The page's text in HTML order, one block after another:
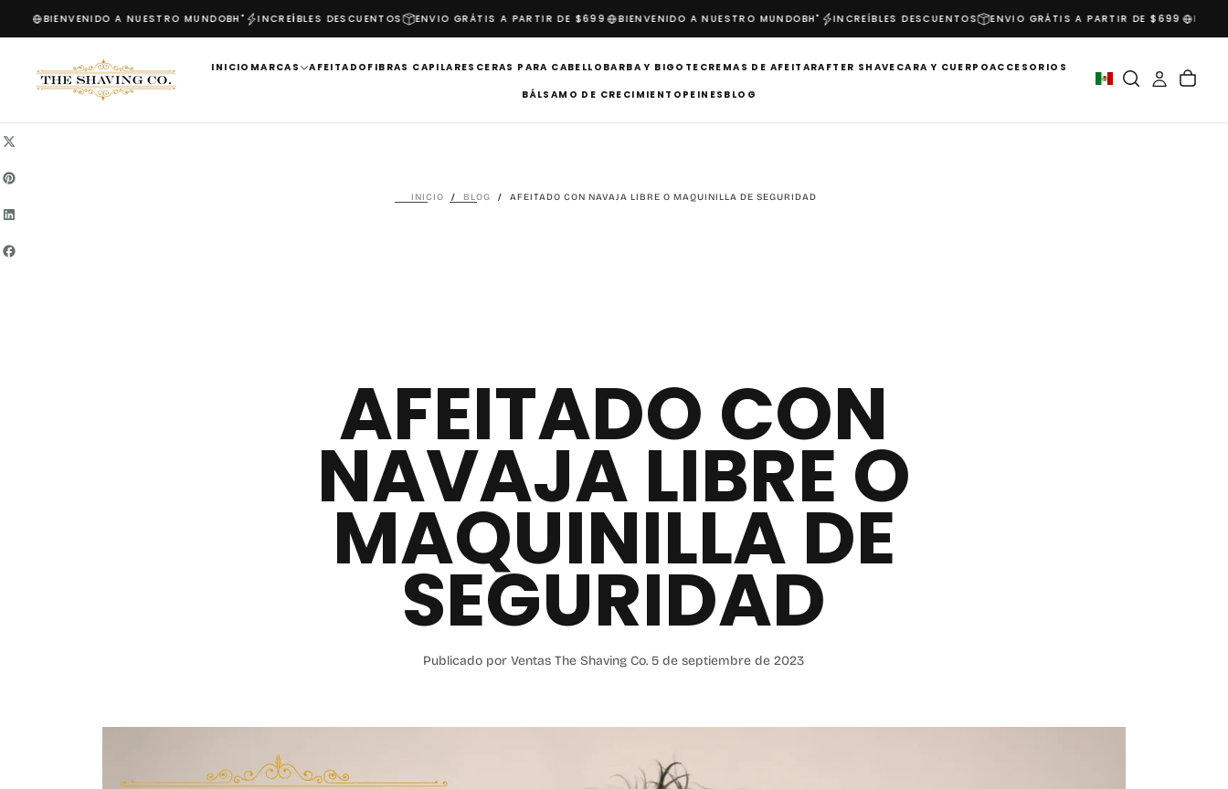
SALTAR
AL
CONTENIDO
BIENVENIDO A NUESTRO MUNDOBH" INCREÍBLES DESCUENTOS ENVIO GRÁTIS A PARTIR DE $699 BIENVENIDO A NUESTRO MUNDO BH" INCREÍBLES DESCUENTOS ENVIO GRÁTIS A PARTIR DE $699
INICIO MARCAS AFEITADO FIBRAS CAPILARES CERAS PARA CABELLO BARBA Y BIGOTE CREMAS DE AFEITARAFTER SHAVE CARA Y CUERPOACCESORIOS
BÁLSAMO DE CRECIMIENTO PEINES BLOG
INICIO / BLOG / AFEITADO CON NAVAJA LIBRE O MAQUINILLA DE SEGURIDAD
AFEITADO CON
NAVAJA LIBRE O
MAQUINILLA DE
SEGURIDAD
Publicado por Ventas The Shaving Co. 5 de septiembre de 2023